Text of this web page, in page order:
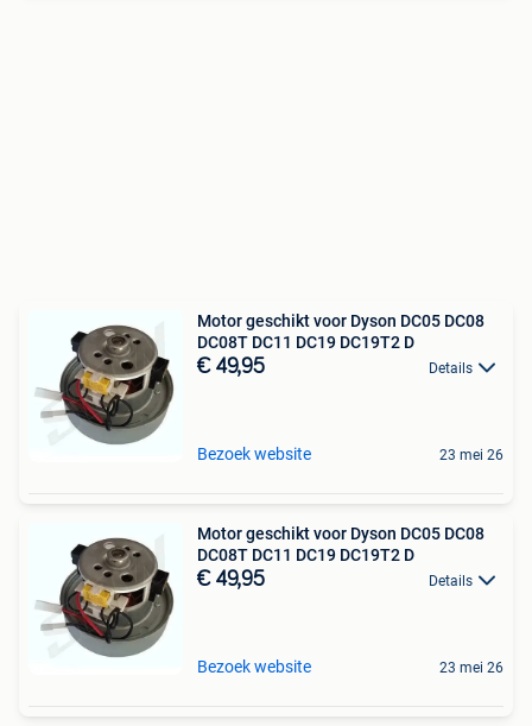
Motor geschikt voor Dyson DC05 DC08
DC08T DC11 DC19 DC19T2 D
€ 49,95 Details
Bezoek website 23 mei 26
Motor geschikt voor Dyson DC05 DC08
DC08T DC11 DC19 DC19T2 D
€ 49,95 Details
Bezoek website 23 mei 26